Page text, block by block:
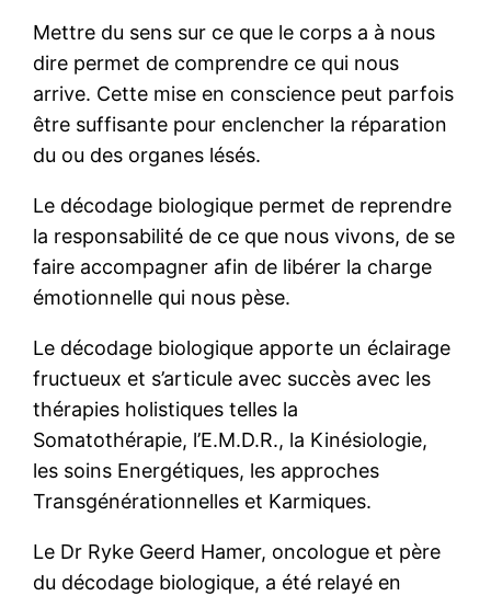
Mettre du sens sur ce que le corps a à nous
dire permet de comprendre ce qui nous
arrive. Cette mise en conscience peut parfois
être suffisante pour enclencher la réparation
du ou des organes lésés.
Le décodage biologique permet de reprendre
la responsabilité de ce que nous vivons, de se
faire accompagner afin de libérer la charge
émotionnelle qui nous pèse.
Le décodage biologique apporte un éclairage
fructueux et s’articule avec succès avec les
thérapies holistiques telles la
Somatothérapie, l’E.M.D.R., la Kinésiologie,
les soins Energétiques, les approches
Transgénérationnelles et Karmiques.
Le Dr Ryke Geerd Hamer, oncologue et père
du décodage biologique, a été relayé en